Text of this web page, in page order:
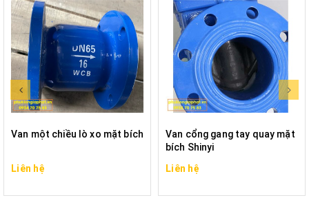
Van một chiều lò xo mặt bích
Liên hệ
Van cổng gang tay quay mặt
bích Shinyi
Liên hệ